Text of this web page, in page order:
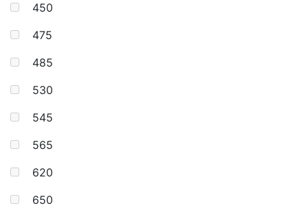
450
475
485
530
545
565
620
650